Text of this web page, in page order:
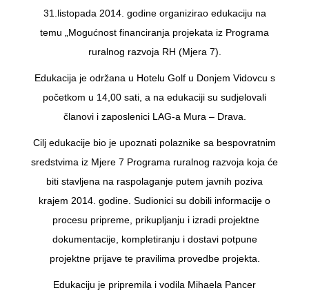
31.listopada 2014. godine organizirao edukaciju na
temu „Mogućnost financiranja projekata iz Programa
ruralnog razvoja RH (Mjera 7).
Edukacija je održana u Hotelu Golf u Donjem Vidovcu s
početkom u 14,00 sati, a na edukaciji su sudjelovali
članovi i zaposlenici LAG-a Mura – Drava.
Cilj edukacije bio je upoznati polaznike sa bespovratnim
sredstvima iz Mjere 7 Programa ruralnog razvoja koja će
biti stavljena na raspolaganje putem javnih poziva
krajem 2014. godine. Sudionici su dobili informacije o
procesu pripreme, prikupljanju i izradi projektne
dokumentacije, kompletiranju i dostavi potpune
projektne prijave te pravilima provedbe projekta.
Edukaciju je pripremila i vodila Mihaela Pancer